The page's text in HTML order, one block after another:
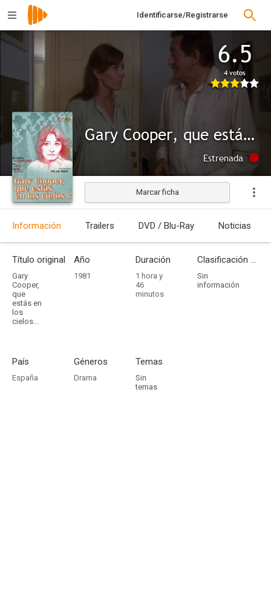
Identificarse/Registrarse
6.5
4 votos
Gary Cooper, que estás en los cielos...
Estrenada
Marcar ficha
Información Trailers DVD / Blu-Ray Noticias
Título original
Gary
Cooper,
que
estás en
los
cielos...
Año
1981
Duración
1 hora y
46
minutos
Clasificación por edades
Sin
información
País
España
Géneros
Drama
Temas
Sin
temas